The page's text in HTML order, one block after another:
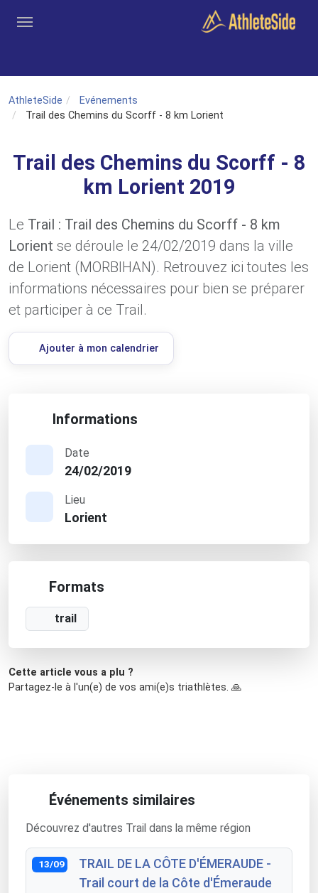
AthleteSide
Evénements
Trail des Chemins du Scorff - 8 km Lorient
Trail des Chemins du Scorff - 8
km Lorient 2019
Le Trail : Trail des Chemins du Scorff - 8 km
Lorient se déroule le 24/02/2019 dans la ville
de Lorient (MORBIHAN). Retrouvez ici toutes les
informations nécessaires pour bien se préparer
et participer à ce Trail.
Ajouter à mon calendrier
Informations
Date
24/02/2019
Lieu
Lorient
Formats
trail
Cette article vous a plu ?
Partagez-le à l'un(e) de vos ami(e)s triathlètes. 🙏
Événements similaires
Découvrez d'autres Trail dans la même région
13/09
TRAIL DE LA CÔTE D'ÉMERAUDE -
Trail court de la Côte d'Émeraude